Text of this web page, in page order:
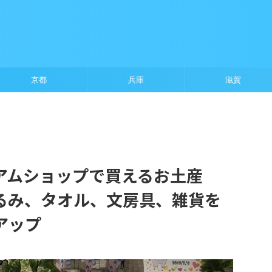
京都 兵庫 滋賀
ショップで買えるお土産
、タオル、文房具、雑貨を
ップ